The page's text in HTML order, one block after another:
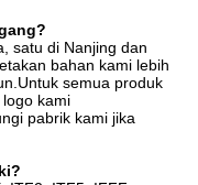
satu di Nanjing dan
bahan kami lebih
semua produk
kami
pabrik kami jika